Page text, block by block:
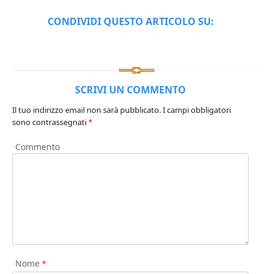
CONDIVIDI QUESTO ARTICOLO SU:
SCRIVI UN COMMENTO
Il tuo indirizzo email non sarà pubblicato.I campi obbligatori
sono contrassegnati*
Commento
Nome *